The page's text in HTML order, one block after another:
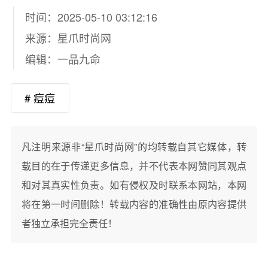
时间：2025-05-10 03:12:16
来源： 星爪时尚网
编辑：一品九命
# 痘痘
凡注明来源非“星爪时尚网”的均转载自其它媒体，转
载目的在于传递更多信息，并不代表本网赞同其观点
和对其真实性负责。如有侵权及时联系本网站，本网
将在第一时间删除！转载内容的准确性由原内容提供
者独立承担完全责任！